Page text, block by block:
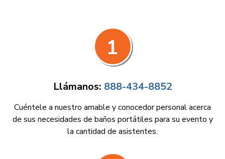
1
Llámanos: 888-434-8852
Cuéntele a nuestro amable y conocedor personal acerca
de sus necesidades de baños portátiles para su evento y
la cantidad de asistentes.